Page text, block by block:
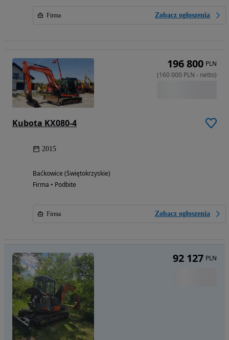
Firma Zobacz ogłoszenia
Kubota KX080-4
2015
Baćkowice (Świętokrzyskie)
Firma • Podbite
Firma Zobacz ogłoszenia
196 800 PLN
(160 000 PLN - netto)
92 127 PLN